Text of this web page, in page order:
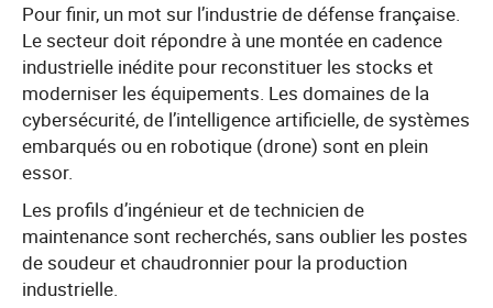
Pour finir, un mot sur l’industrie de défense française.
Le secteur doit répondre à une montée en cadence
industrielle inédite pour reconstituer les stocks et
moderniser les équipements. Les domaines de la
cybersécurité, de l’intelligence artificielle, de systèmes
embarqués ou en robotique (drone) sont en plein
essor.
Les profils d’ingénieur et de technicien de
maintenance sont recherchés, sans oublier les postes
de soudeur et chaudronnier pour la production
industrielle.